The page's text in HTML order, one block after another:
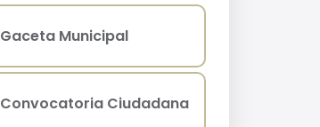
Gaceta Municipal
Convocatoria Ciudadana